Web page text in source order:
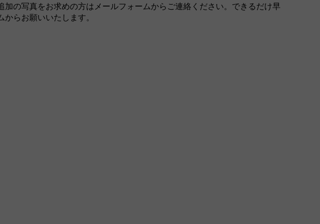
の写真をお求めの方はメールフォームからご連絡ください。できるだけ早
らお願いいたします。